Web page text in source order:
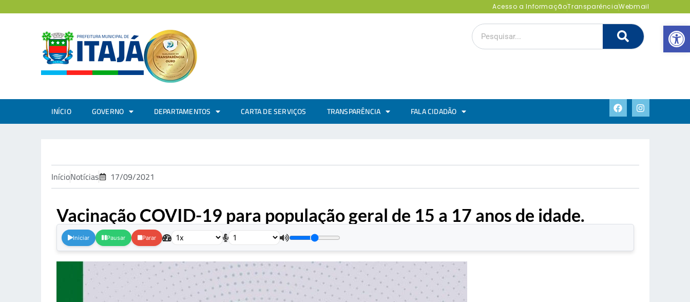
Abrir
Acesso a InformaçãoTransparênciaWebmail
INÍCIO GOVERNO DEPARTAMENTOS CARTA DE SERVIÇOS TRANSPARÊNCIA FALA CIDADÃO
InícioNotícias 17/09/2021
Vacinação COVID-19 para população geral de 15 a 17 anos de idade.
Iniciar Pausar Parar